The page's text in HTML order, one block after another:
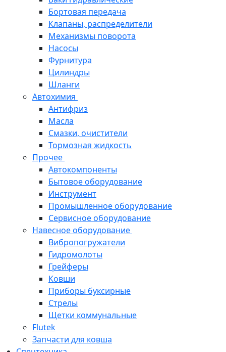
Бортовая передача
Клапаны, распределители
Механизмы поворота
Насосы
Фурнитура
Цилиндры
Шланги
Автохимия
Антифриз
Масла
Смазки, очистители
Тормозная жидкость
Прочее
Автокомпоненты
Бытовое оборудование
Инструмент
Промышленное оборудование
Сервисное оборудование
Навесное оборудование
Вибропогружатели
Гидромолоты
Грейферы
Ковши
Приборы буксирные
Стрелы
Щетки коммунальные
Flutek
Запчасти для ковша